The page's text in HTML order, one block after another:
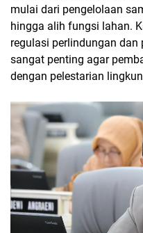
mulai dari pengelolaan
hingga alih fungsi lahan.
regulasi perlindungan
sangat penting agar
dengan pelestarian